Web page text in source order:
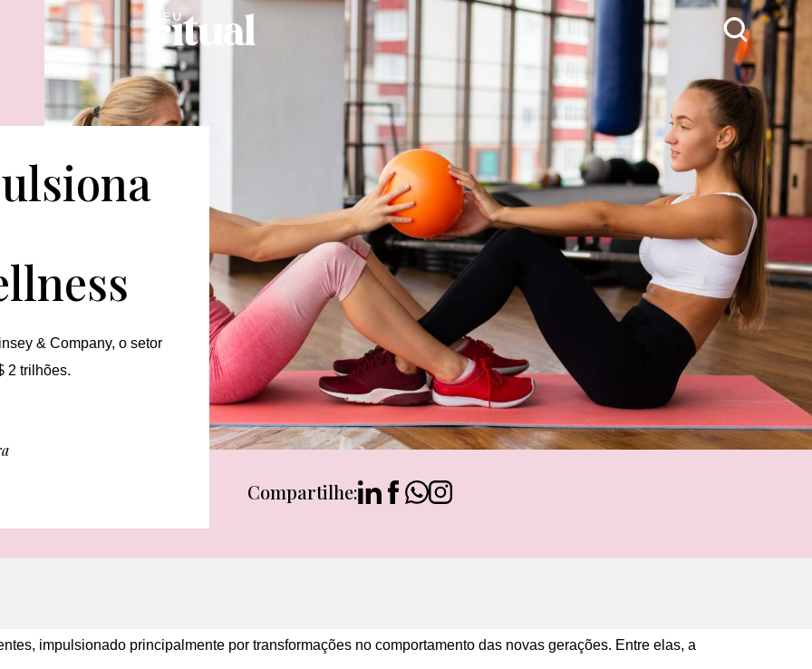
& Company, o setor
2 trilhões.
Compartilhe:
impulsionado principalmente por transformações no comportamento das novas gerações. Entre elas, a